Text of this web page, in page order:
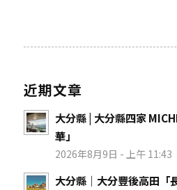
近期文章
大分縣 | 大分縣四家
華」
2026年8月9日 - 上午 11:43
大分縣｜大分豐後高田